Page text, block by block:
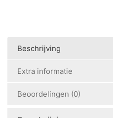
Beschrijving
Extra informatie
Beoordelingen (0)